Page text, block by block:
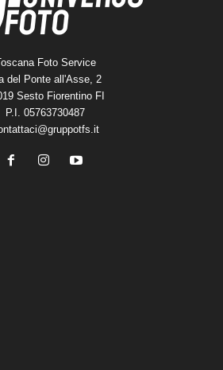
Foto Service
del Ponte all'Asse, 2
Sesto Fiorentino FI
P.I. 05763730487